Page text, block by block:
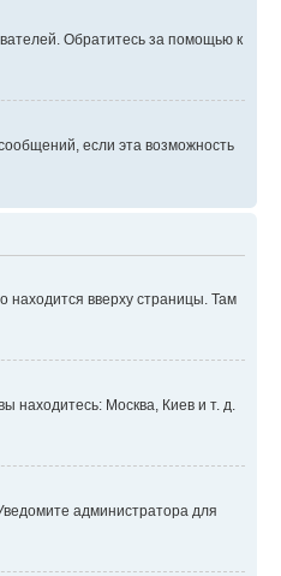
Обратитесь за помощью к
если эта возможность
находится вверху страницы. Там
находитесь: Москва, Киев и т. д.
администратора для